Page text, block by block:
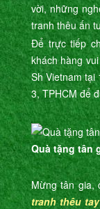
vời, những
tranh thêu ấn
Để trực tiếp
khách hàng
Sh Vietnam tại
3, TPHCM để
Quà tặng tân
Mừng tân gia,
tranh thêu